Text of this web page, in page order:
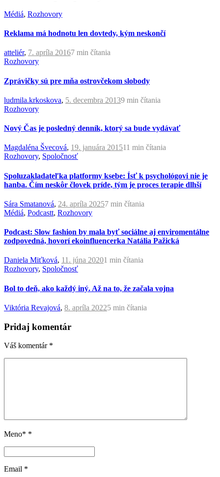
Médiá, Rozhovory
Reklama má hodnotu len dovtedy, kým neskončí
atteliér, 7. apríla 20167 min čítania
Rozhovory
Zprávičky sú pre mňa ostrovčekom slobody
ludmila.krkoskova, 5. decembra 20139 min čítania
Rozhovory
Nový Čas je posledný denník, ktorý sa bude vydávať
Magdaléna Švecová, 19. januára 201511 min čítania
Rozhovory, Spoločnosť
Spoluzakladateľka platformy ksebe: Ísť k psychológovi nie je
hanba. Čím neskôr človek príde, tým je proces terapie dlhší
Sára Smatanová, 24. apríla 20257 min čítania
Médiá, Podcastt, Rozhovory
Podcast: Slow fashion by mala byť sociálne aj enviromentálne
zodpovedná, hovorí ekoinfluencerka Natália Pažická
Daniela Miťková, 11. júna 20201 min čítania
Rozhovory, Spoločnosť
Bol to deň, ako každý iný. Až na to, že začala vojna
Viktória Revajová, 8. apríla 20225 min čítania
Pridaj komentár
Váš komentár *
Meno* *
Email *